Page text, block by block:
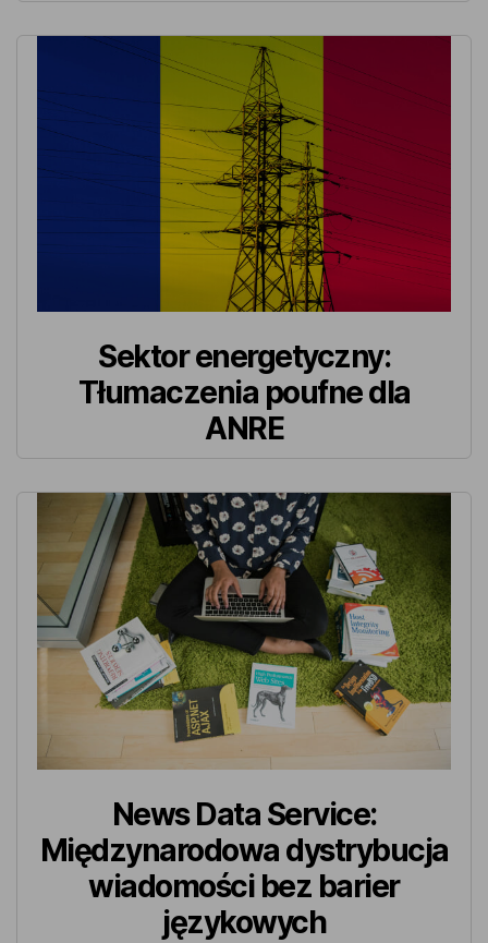
Sektor energetyczny:
Tłumaczenia poufne dla
ANRE
News Data Service:
Międzynarodowa dystrybucja
wiadomości bez barier
językowych